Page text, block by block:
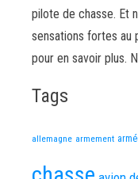
pilote de chasse. Et
sensations fortes au
pour en savoir plus.
Tags
allemagne armement